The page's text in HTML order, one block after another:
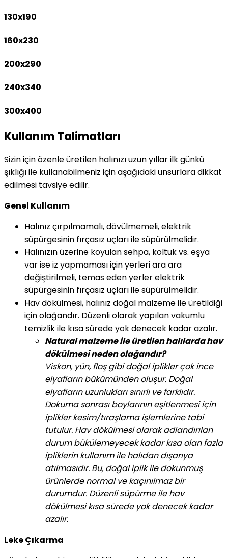
130x190
160x230
200x290
240x340
300x400
Kullanım Talimatları
Sizin için özenle üretilen halınızı uzun yıllar ilk günkü
şıklığı ile kullanabilmeniz için aşağıdaki unsurlara dikkat
edilmesi tavsiye edilir.
Genel Kullanım
Halınız çırpılmamalı, dövülmemeli, elektrik
süpürgesinin fırçasız uçları ile süpürülmelidir.
Halınızın üzerine koyulan sehpa, koltuk vs. eşya
var ise iz yapmaması için yerleri ara ara
değiştirilmeli, temas eden yerler elektrik
süpürgesinin fırçasız uçları ile süpürülmelidir.
Hav dökülmesi, halınız doğal malzeme ile üretildiği
için olağandır. Düzenli olarak yapılan vakumlu
temizlik ile kısa sürede yok denecek kadar azalır.
Natural malzeme ile üretilen halılarda hav
dökülmesi neden olağandır?
Viskon, yün, floş gibi doğal iplikler çok ince
elyafların bükümünden oluşur. Doğal
elyafların uzunlukları sınırlı ve farklıdır.
Dokuma sonrası boylarının eşitlenmesi için
iplikler kesim/tıraşlama işlemlerine tabi
tutulur. Hav dökülmesi olarak adlandırılan
durum bükülemeyecek kadar kısa olan fazla
ipliklerin kullanım ile halıdan dışarıya
atılmasıdır. Bu, doğal iplik ile dokunmuş
ürünlerde normal ve kaçınılmaz bir
durumdur. Düzenli süpürme ile hav
dökülmesi kısa sürede yok denecek kadar
azalır.
Leke Çıkarma